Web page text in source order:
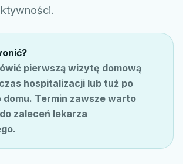
pierwszą wizytę domową
hospitalizacji lub tuż po
domu. Termin zawsze warto
zaleceń lekarza